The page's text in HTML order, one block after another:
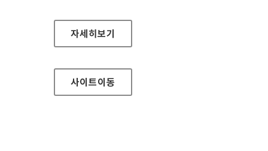
삼성전자종합기술원 대표 홈페이지
자세히보기
사이트이동